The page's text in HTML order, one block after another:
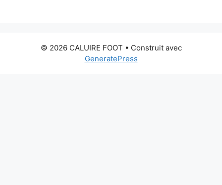
© 2026 CALUIRE FOOT • Construit avec
GeneratePress